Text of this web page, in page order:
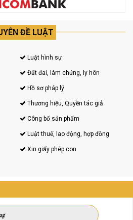
ĐỀ LUẬT
Luật hình sự
Đất đai, làm chứng, ly hôn
Hồ sơ pháp lý
Thương hiệu, Quyền tác giả
Công bố sản phẩm
Luật thuế, lao động, hợp đồng
Xin giấy phép con